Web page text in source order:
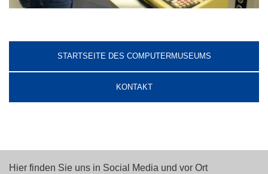
STARTSEITE DES COMPUTERMUSEUMS
KONTAKT
Hier finden Sie uns in Social Media und vor Ort